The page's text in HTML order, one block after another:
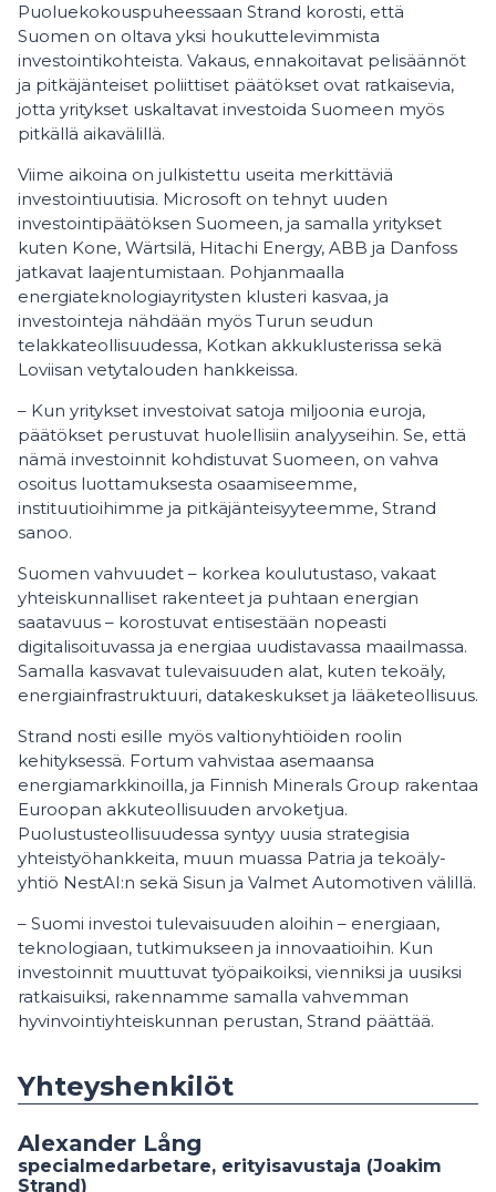
Puoluekokouspuheessaan Strand korosti, että
Suomen on oltava yksi houkuttelevimmista
investointikohteista. Vakaus, ennakoitavat pelisäännöt
ja pitkäjänteiset poliittiset päätökset ovat ratkaisevia,
jotta yritykset uskaltavat investoida Suomeen myös
pitkällä aikavälillä.
Viime aikoina on julkistettu useita merkittäviä
investointiuutisia. Microsoft on tehnyt uuden
investointipäätöksen Suomeen, ja samalla yritykset
kuten Kone, Wärtsilä, Hitachi Energy, ABB ja Danfoss
jatkavat laajentumistaan. Pohjanmaalla
energiateknologiayritysten klusteri kasvaa, ja
investointeja nähdään myös Turun seudun
telakkateollisuudessa, Kotkan akkuklusterissa sekä
Loviisan vetytalouden hankkeissa.
– Kun yritykset investoivat satoja miljoonia euroja,
päätökset perustuvat huolellisiin analyyseihin. Se, että
nämä investoinnit kohdistuvat Suomeen, on vahva
osoitus luottamuksesta osaamiseemme,
instituutioihimme ja pitkäjänteisyyteemme, Strand
sanoo.
Suomen vahvuudet – korkea koulutustaso, vakaat
yhteiskunnalliset rakenteet ja puhtaan energian
saatavuus – korostuvat entisestään nopeasti
digitalisoituvassa ja energiaa uudistavassa maailmassa.
Samalla kasvavat tulevaisuuden alat, kuten tekoäly,
energiainfrastruktuuri, datakeskukset ja lääketeollisuus.
Strand nosti esille myös valtionyhtiöiden roolin
kehityksessä. Fortum vahvistaa asemaansa
energiamarkkinoilla, ja Finnish Minerals Group rakentaa
Euroopan akkuteollisuuden arvoketjua.
Puolustusteollisuudessa syntyy uusia strategisia
yhteistyöhankkeita, muun muassa Patri­a ja tekoäly-
yhtiö NestAI:n sekä Sisun ja Valmet Automotiven välillä.
– Suomi investoi tulevaisuuden aloihin – energiaan,
teknologiaan, tutkimukseen ja innovaatioihin. Kun
investoinnit muuttuvat työpaikoiksi, vienniksi ja uusiksi
ratkaisuiksi, rakennamme samalla vahvemman
hyvinvointiyhteiskunnan perustan, Strand päättää.
Yhteyshenkilöt
Alexander Lång
specialmedarbetare, erityisavustaja (Joakim
Strand)